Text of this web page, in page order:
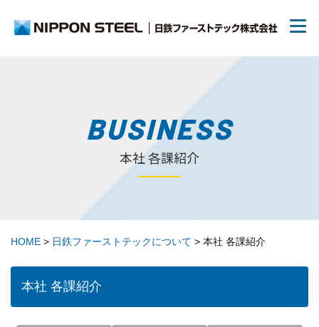
日鉄ファーストテックについて
リクルート
トピックス
BUSINESS
本社 各課紹介
HOME > 日鉄ファーストテックについて > 本社 各課紹介
本社 各課紹介